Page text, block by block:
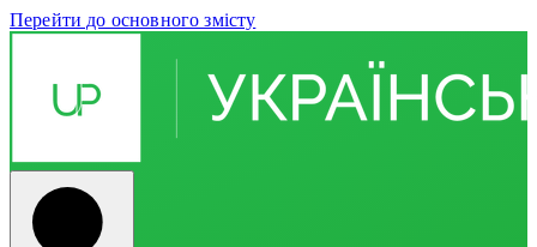
Перейти до основного змісту